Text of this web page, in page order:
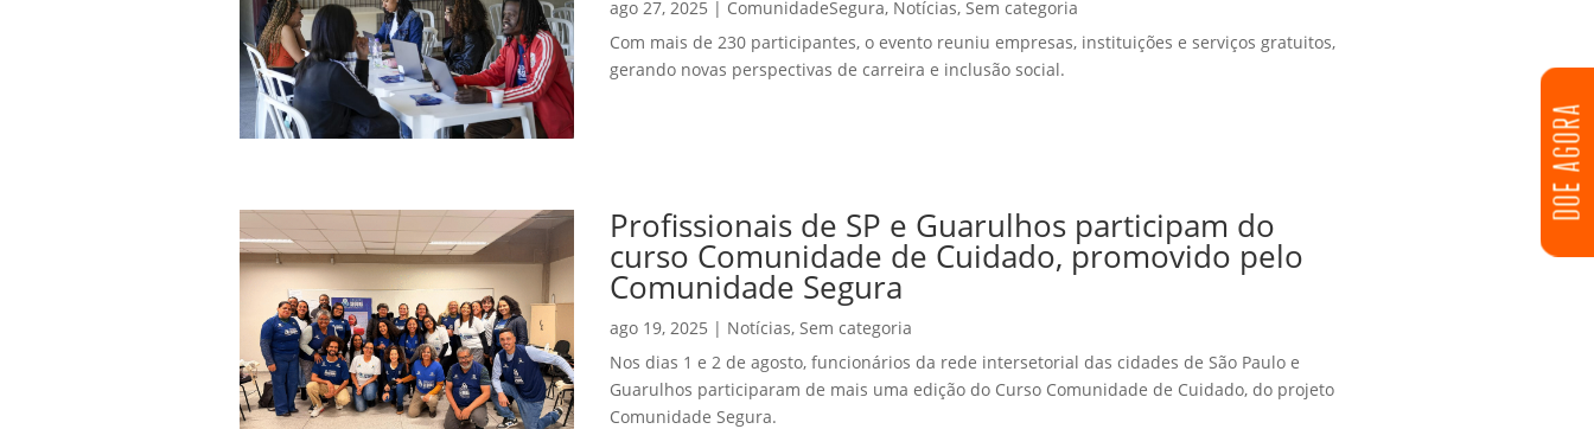
DOE AGORA
ago 27, 2025 | ComunidadeSegura, Notícias, Sem categoria
Com mais de 230 participantes, o evento reuniu empresas, instituições e serviços gratuitos,
gerando novas perspectivas de carreira e inclusão social.
Profissionais de SP e Guarulhos participam do
curso Comunidade de Cuidado, promovido pelo
Comunidade Segura
ago 19, 2025 | Notícias, Sem categoria
Nos dias 1 e 2 de agosto, funcionários da rede intersetorial das cidades de São Paulo e
Guarulhos participaram de mais uma edição do Curso Comunidade de Cuidado, do projeto
Comunidade Segura.